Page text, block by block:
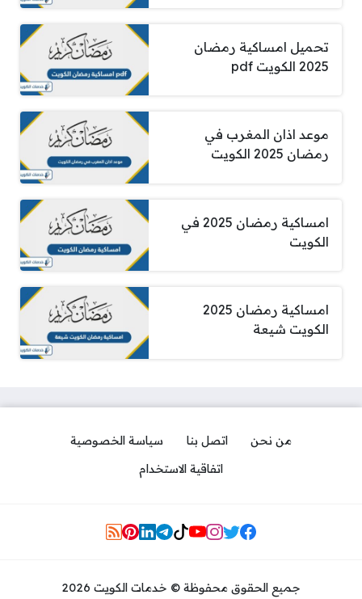
تحميل امساكية رمضان
2025 الكويت pdf
موعد اذان المغرب في
رمضان 2025 الكويت
امساكية رمضان 2025 في
الكويت
امساكية رمضان 2025
الكويت شيعة
من نحن اتصل بنا
سياسة الخصوصية
اتفاقية الاستخدام
Social Links
جميع الحقوق محفوظة © خدمات الكويت 2026